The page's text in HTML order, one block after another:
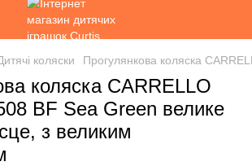
коляски Прогулянкова коляска
коляска CARRELLO
BF Sea Green велике
з великим